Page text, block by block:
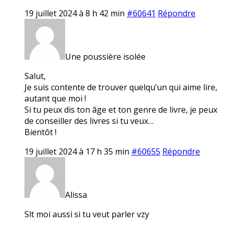
19 juillet 2024 à 8 h 42 min #60641 Répondre
Une poussière isolée
Salut,
Je suis contente de trouver quelqu’un qui aime lire,
autant que moi !
Si tu peux dis ton âge et ton genre de livre, je peux
de conseiller des livres si tu veux…
Bientôt !
19 juillet 2024 à 17 h 35 min #60655 Répondre
Alissa
Slt moi aussi si tu veut parler vzy